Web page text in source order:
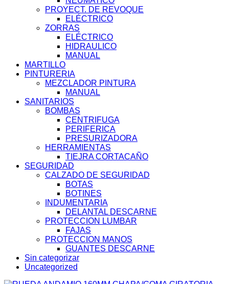
PROYECT. DE REVOQUE
ELÉCTRICO
ZORRAS
ELÉCTRICO
HIDRAULICO
MANUAL
MARTILLO
PINTURERIA
MEZCLADOR PINTURA
MANUAL
SANITARIOS
BOMBAS
CENTRIFUGA
PERIFERICA
PRESURIZADORA
HERRAMIENTAS
TIEJRA CORTACAÑO
SEGURIDAD
CALZADO DE SEGURIDAD
BOTAS
BOTINES
INDUMENTARIA
DELANTAL DESCARNE
PROTECCION LUMBAR
FAJAS
PROTECCION MANOS
GUANTES DESCARNE
Sin categorizar
Uncategorized